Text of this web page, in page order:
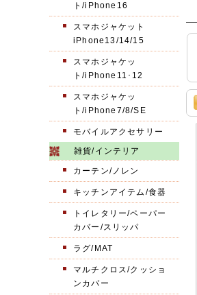
ト/iPhone16
スマホジャケット
iPhone13/14/15
スマホジャケッ
ト/iPhone11･12
スマホジャケッ
ト/iPhone7/8/SE
モバイルアクセサリー
雑貨/インテリア
カーテン/ノレン
キッチンアイテム/食器
トイレタリー/ペーパー
カバー/スリッパ
ラグ/MAT
マルチクロス/クッショ
ンカバー